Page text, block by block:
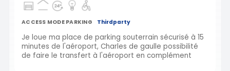
ACCESS MODE PARKING Thirdparty
Je loue ma place de parking souterrain sécurisé à 15
minutes de l'aéroport, Charles de gaulle possibilité
de faire le transfert à l'aéroport en complément